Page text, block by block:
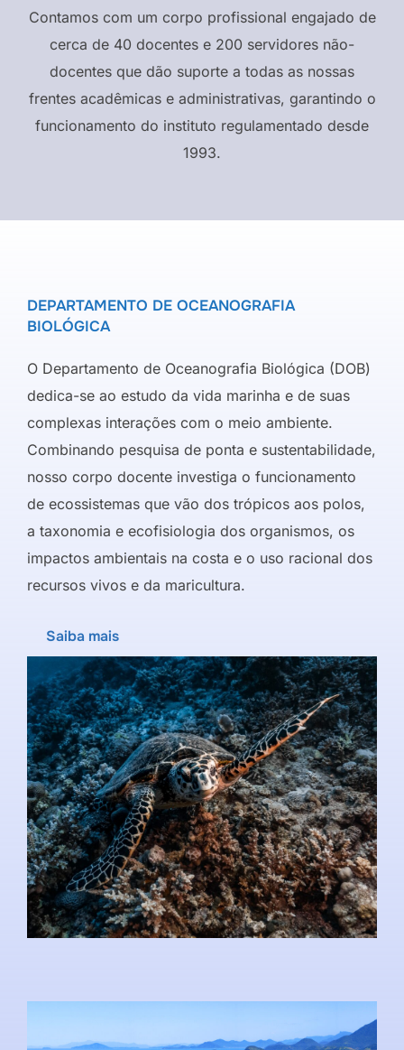
Contamos com um corpo profissional engajado de
cerca de 40 docentes e 200 servidores não-
docentes que dão suporte a todas as nossas
frentes acadêmicas e administrativas, garantindo o
funcionamento do instituto regulamentado desde
1993.
DEPARTAMENTO DE OCEANOGRAFIA
BIOLÓGICA
O Departamento de Oceanografia Biológica (DOB)
dedica-se ao estudo da vida marinha e de suas
complexas interações com o meio ambiente.
Combinando pesquisa de ponta e sustentabilidade,
nosso corpo docente investiga o funcionamento
de ecossistemas que vão dos trópicos aos polos,
a taxonomia e ecofisiologia dos organismos, os
impactos ambientais na costa e o uso racional dos
recursos vivos e da maricultura.
Saiba mais